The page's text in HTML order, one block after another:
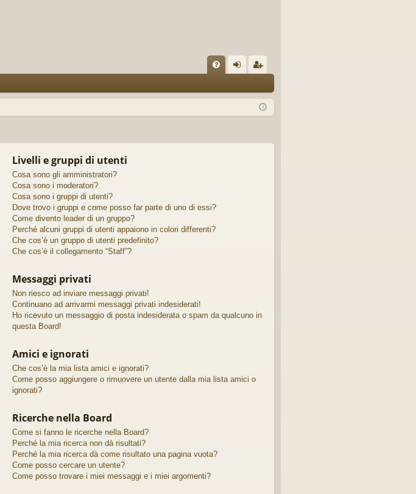
Q in riv
Livelli e gruppi di utenti
Cosa sono gli amministratori?
Cosa sono i moderatori?
Cosa sono i gruppi di utenti?
Dove trovo i gruppi e come posso far parte di uno di essi?
Come divento leader di un gruppo?
Perché alcuni gruppi di utenti appaiono in colori differenti?
Che cos’è un gruppo di utenti predefinito?
Che cos’è il collegamento “Staff”?
Messaggi privati
Non riesco ad inviare messaggi privati!
Continuano ad arrivarmi messaggi privati indesiderati!
Ho ricevuto un messaggio di posta indesiderata o spam da qualcuno in
questa Board!
Amici e ignorati
Che cos’è la mia lista amici e ignorati?
Come posso aggiungere o rimuovere un utente dalla mia lista amici o
ignorati?
Ricerche nella Board
Come si fanno le ricerche nella Board?
Perché la mia ricerca non dà risultati?
Perché la mia ricerca dà come risultato una pagina vuota?
Come posso cercare un utente?
Come posso trovare i miei messaggi e i miei argomenti?